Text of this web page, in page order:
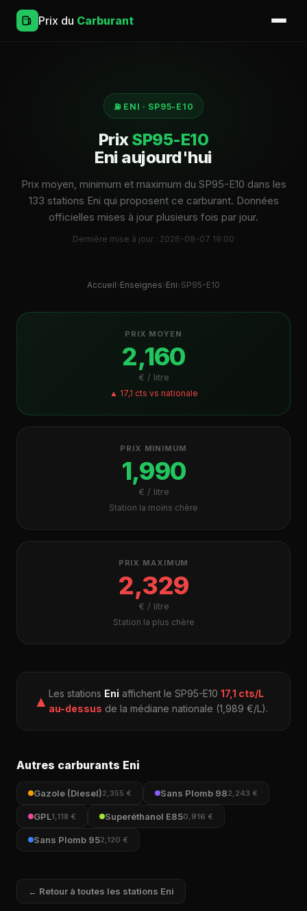
Prix du Carburant
⛽ ENI · SP95-E10
PrixSP95-E10
Eni aujourd'hui
Prix moyen, minimum et maximum du SP95-E10 dans les
133 stations Eni qui proposent ce carburant. Données
officielles mises à jour plusieurs fois par jour.
Dernière mise à jour : 2026-08-07 19:00
Accueil› Enseignes› Eni› SP95-E10
PRIX MOYEN
2,160
€ / litre
▲ 17,1 cts vs nationale
PRIX MINIMUM
1,990
€ / litre
Station la moins chère
PRIX MAXIMUM
2,329
€ / litre
Station la plus chère
▲ Les stations Eni affichent le SP95-E10 17,1 cts/L
au-dessus de la médiane nationale (1,989 €/L).
Autres carburants Eni
Gazole (Diesel)2,355 € Sans Plomb 982,243 €
GPL1,118 € Superéthanol E850,916 €
Sans Plomb 952,120 €
← Retour à toutes les stations Eni